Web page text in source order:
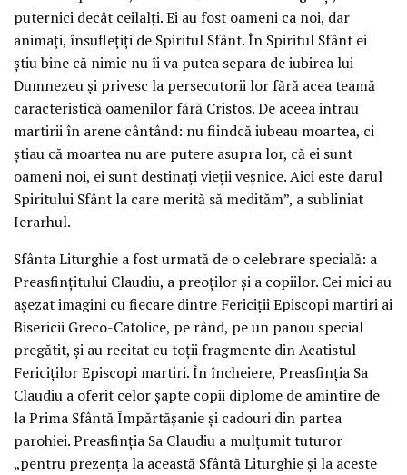
puternici decât ceilalți. Ei au fost oameni ca noi, dar
animați, însuflețiți de Spiritul Sfânt. În Spiritul Sfânt ei
știu bine că nimic nu îi va putea separa de iubirea lui
Dumnezeu și privesc la persecutorii lor fără acea teamă
caracteristică oamenilor fără Cristos. De aceea intrau
martirii în arene cântând: nu fiindcă iubeau moartea, ci
știau că moartea nu are putere asupra lor, că ei sunt
oameni noi, ei sunt destinați vieții veșnice. Aici este darul
Spiritului Sfânt la care merită să medităm”, a subliniat
Ierarhul.
Sfânta Liturghie a fost urmată de o celebrare specială: a
Preasfințitului Claudiu, a preoților și a copiilor. Cei mici au
așezat imagini cu fiecare dintre Fericiții Episcopi martiri ai
Bisericii Greco-Catolice, pe rând, pe un panou special
pregătit, și au recitat cu toții fragmente din Acatistul
Fericiților Episcopi martiri. În încheiere, Preasfinția Sa
Claudiu a oferit celor șapte copii diplome de amintire de
la Prima Sfântă Împărtășanie și cadouri din partea
parohiei. Preasfinția Sa Claudiu a mulțumit tuturor
„pentru prezența la această Sfântă Liturghie și la aceste